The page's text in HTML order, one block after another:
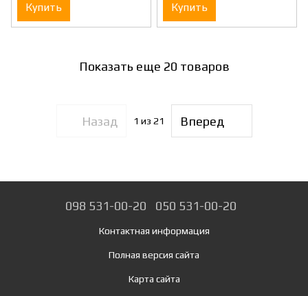
Купить Купить
Показать еще 20 товаров
Назад 1 из 21 Вперед
098 531-00-20 050 531-00-20
Контактная информация
Полная версия сайта
Карта сайта